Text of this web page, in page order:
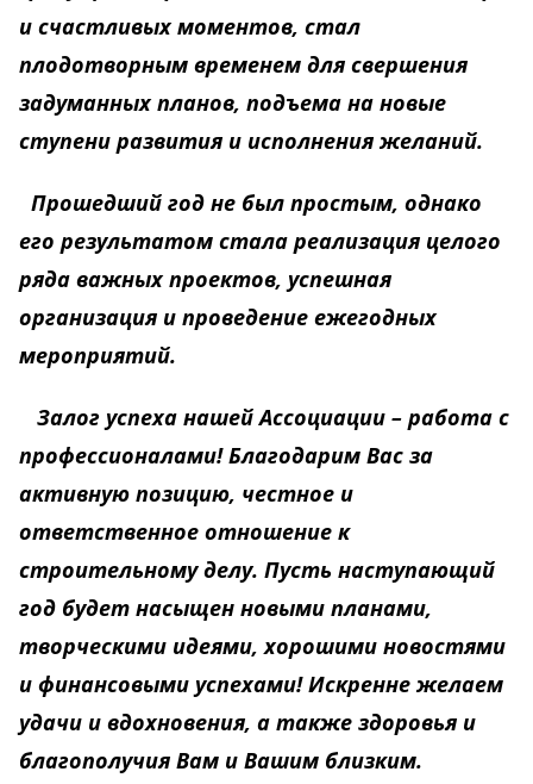
и счастливых моментов, стал
плодотворным временем для свершения
задуманных планов, подъема на новые
ступени развития и исполнения желаний.
Прошедший год не был простым, однако
его результатом стала реализация целого
ряда важных проектов, успешная
организация и проведение ежегодных
мероприятий.
Залог успеха нашей Ассоциации – работа с
профессионалами! Благодарим Вас за
активную позицию, честное и
ответственное отношение к
строительному делу. Пусть наступающий
год будет насыщен новыми планами,
творческими идеями, хорошими новостями
и финансовыми успехами! Искренне желаем
удачи и вдохновения, а также здоровья и
благополучия Вам и Вашим близким.